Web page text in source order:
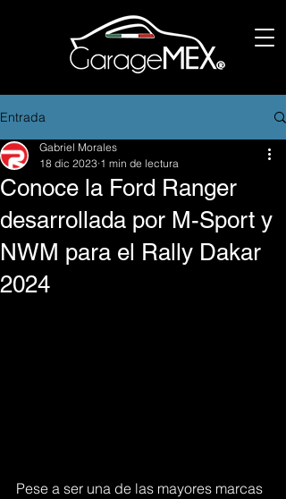
Entrada
Conoce la Ford Ranger
desarrollada por M-Sport y
NWM para el Rally Dakar
2024
Gabriel Morales
18 dic 2023 1 min de lectura
Pese a ser una de las mayores marcas